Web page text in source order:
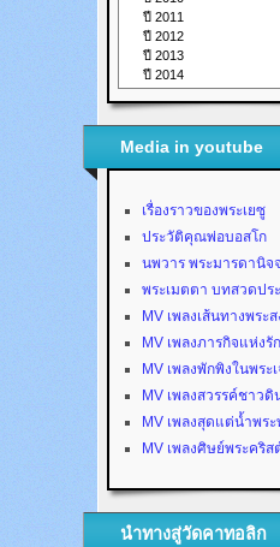
ปี 2011
ปี 2012
ปี 2013
ปี 2014
Media in youtube
เรื่องราวของพระเยซู
ประวัติคุณพ่อบอสโก
นพวาร พระมารดานิจ
พระเมตตา บทสวดปร
MV เพลงเส้นทางพระ
MV เพลงภารกิจแห่งรัก
MV เพลงพักพิงในพระ
MV เพลงสวรรค์ชาวดิ
MV เพลงสุดแต่น้ำพระ
MV เพลงศิษย์พระคริส
นำทางสู่วัดคาทอลิก